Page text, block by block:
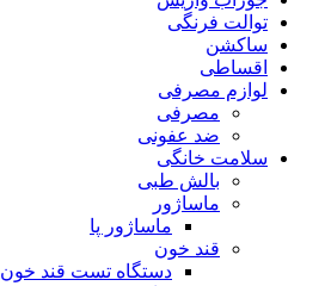
توالت فرنگی
ساکشن
اقساطی
لوازم مصرفی
مصرفی
ضد عفونی
سلامت خانگی
بالش طبی
ماساژور
ماساژور پا
قند خون
دستگاه تست قند خون